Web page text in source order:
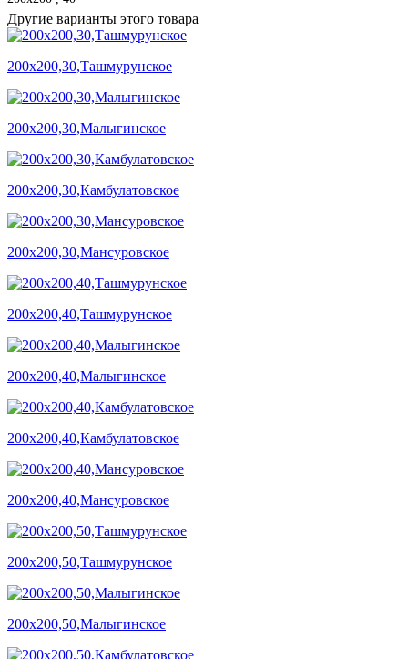
Другие варианты этого товара
200х200,30,Ташмурунское
200х200,30,Малыгинское
200х200,30,Камбулатовское
200х200,30,Мансуровское
200х200,40,Ташмурунское
200х200,40,Малыгинское
200х200,40,Камбулатовское
200х200,40,Мансуровское
200х200,50,Ташмурунское
200х200,50,Малыгинское